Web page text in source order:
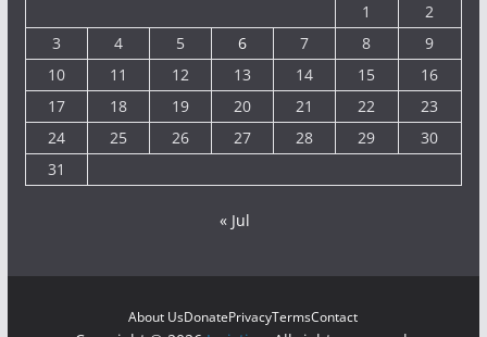
1
2
3
4 5 6 7 8
9
10
11 12 13 14 15
16
17
18 19 20 21 22
23
24
25 26 27 28 29
30
31
« Jul
About UsDonatePrivacyTermsContact